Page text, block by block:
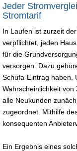
Jeder
Stromtarif
In Laufen ist zurzeit
verpflichtet, jeden
für die
versorgen. Dazu
Schufa-Eintrag haben.
Wahrscheinlichkeit
alle Neukunden
zugeordnet. Mithilfe
konsequenten
Ein Ergebnis eines